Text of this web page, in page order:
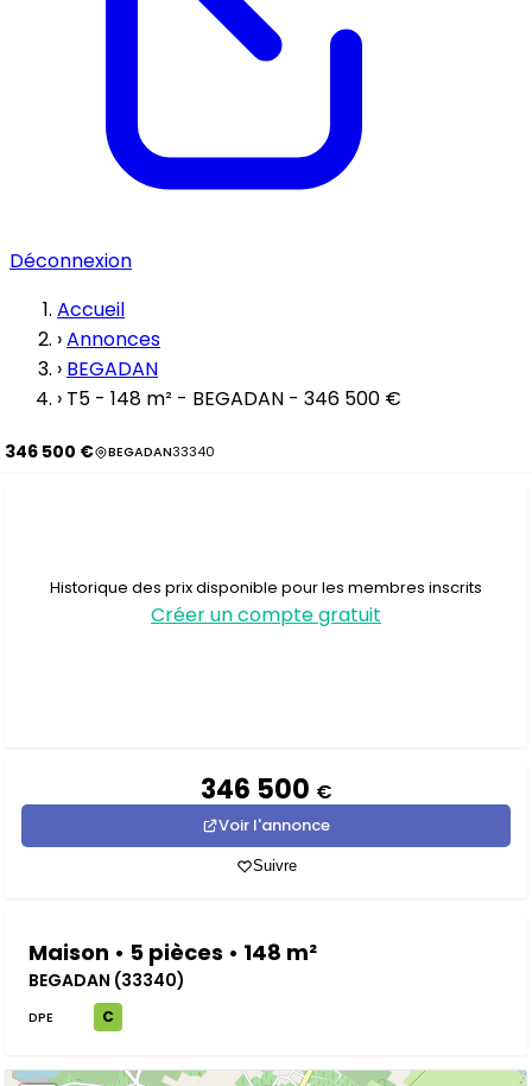
Déconnexion
Accueil
›Annonces
› BEGADAN
› T5 - 148 m² - BEGADAN - 346 500 €
346 500 € BEGADAN33340
Historique des prix disponible pour les membres inscrits
Créer un compte gratuit
346 500 €
Voir l'annonce
Suivre
Maison • 5 pièces • 148 m²
BEGADAN (33340)
DPE C